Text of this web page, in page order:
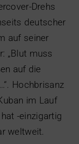
Drehs
deutscher
auf seiner
„Blut muss
auf die
Hochbrisanz
im Lauf
-einzigartig
weltweit.